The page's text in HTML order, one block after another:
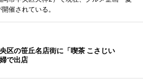
催されている。
区の笹丘名店街に「喫茶 こさじい
で出店